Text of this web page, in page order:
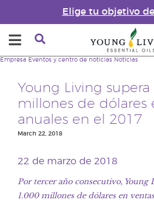
Elige tu objetivo
Empresa Eventos y centro de noticias Noticias
Young Living supera
millones de dólares
anuales en el 2017
March 22, 2018
22 de marzo de 2018
Por tercer año consecutivo, Young
1.000 millones de dólares en